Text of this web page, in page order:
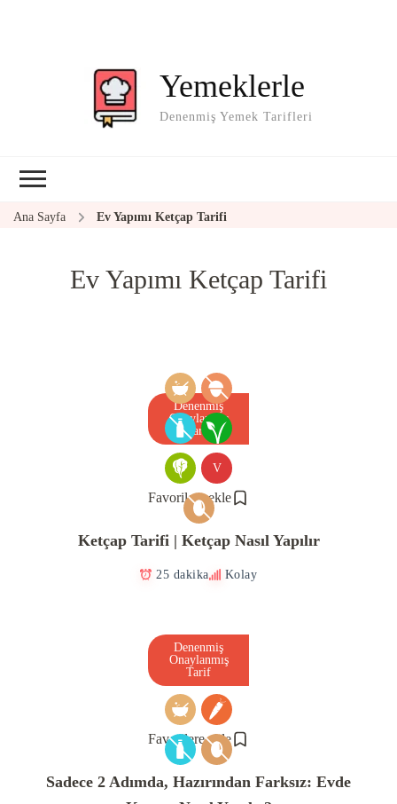
Yemeklerle
Denenmiş Yemek Tarifleri
Ana Sayfa Ev Yapımı Ketçap Tarifi
Ev Yapımı Ketçap Tarifi
Favorilere ekle
Denenmiş
Onaylanmış
Tarif
V
Ketçap Tarifi | Ketçap Nasıl Yapılır
25 dakika Kolay
Favorilere ekle
Denenmiş
Onaylanmış
Tarif
Sadece 2 Adımda, Hazırından Farksız: Evde